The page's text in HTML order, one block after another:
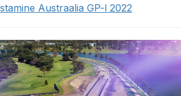
Austraalia GP-l 2022